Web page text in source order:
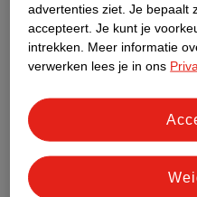
Ook in deze winkel
Kruidvat.nl ophaalpunt
winkel. Zo hoef je niet
Kruidvat is een
advertenties ziet. Je bepaalt
accepteert. Je kunt je
intrekken.
Meer informatie
verwerken lees je in ons